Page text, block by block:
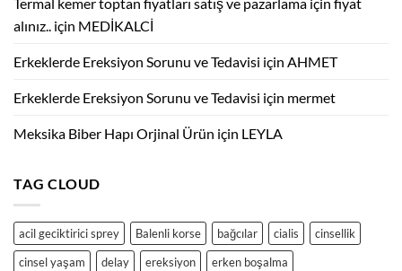
alınız.. için MEDİKALCİ
Erkeklerde Ereksiyon Sorunu ve Tedavisi için AHMET
Erkeklerde Ereksiyon Sorunu ve Tedavisi için mermet
Meksika Biber Hapı Orjinal Ürün için LEYLA
TAG CLOUD
acil geciktirici sprey Balenli korse bağcılar cialis
cinsellik
cinsel yaşam
delay ereksiyon
erken boşalma